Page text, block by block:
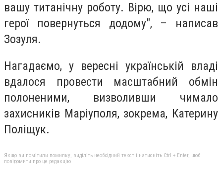
вашу титанічну роботу. Вірю, що усі наші
герої повернуться додому", – написав
Зозуля.
Нагадаємо, у вересні українській владі
вдалося провести масштабний обмін
полоненими, визволивши чимало
захисників Маріуполя, зокрема, Катерину
Поліщук.
Якщо ви помітили помилку, виділіть необхідний текст і натисніть Ctrl + Enter, щоб
повідомити про це редакцію